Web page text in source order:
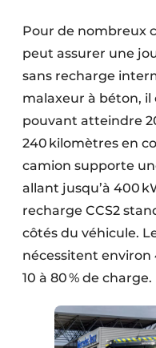
Pour de nombreux
peut assurer une
sans recharge
malaxeur à béton,
pouvant atteindre
240 kilomètres en
camion supporte
allant jusqu’à 400
recharge CCS2
côtés du véhicule.
nécessitent environ
10 à 80 % de charge.